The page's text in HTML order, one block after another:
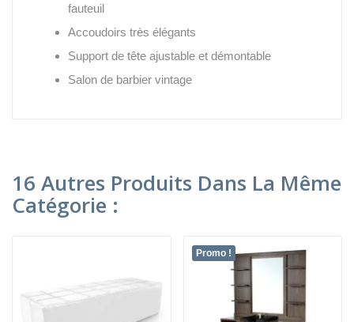
fauteuil
Accoudoirs très élégants
Support de tête ajustable et démontable
Salon de barbier vintage
16 Autres Produits Dans La Même
Catégorie :
Promo !